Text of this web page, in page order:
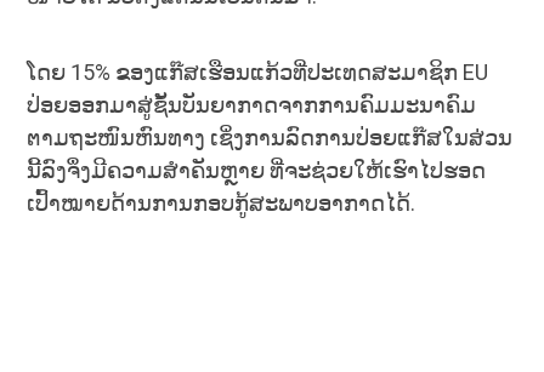
ໂດຍ 15% ຂອງແກ໊ສເຮືອນແກ້ວທີ່ປະເທດສະມາຊິກ EU
ປ່ອຍອອກມາສູ່ຊັ້ນບັນຍາກາດຈາກການຄົມມະນາຄົມ
ຕາມຖະໜົນຫົນທາງ ເຊິ່ງການລົດການປ່ອຍແກ໊ສໃນສ່ວນ
ນີ້ລົງຈຶ່ງມີຄວາມສໍາຄັນຫຼາຍ ທີ່ຈະຊ່ວຍໃຫ້ເຮົາໄປຮອດ
ເປົ້າໝາຍດ້ານການກອບກູ້ສະພາບອາກາດໄດ້.